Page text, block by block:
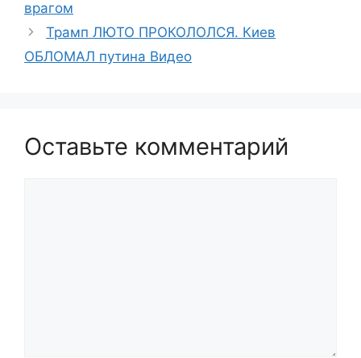
врагом
Трамп ЛЮТО ПРОКОЛОЛСЯ. Киев
ОБЛОМАЛ путина Видео
Оставьте комментарий